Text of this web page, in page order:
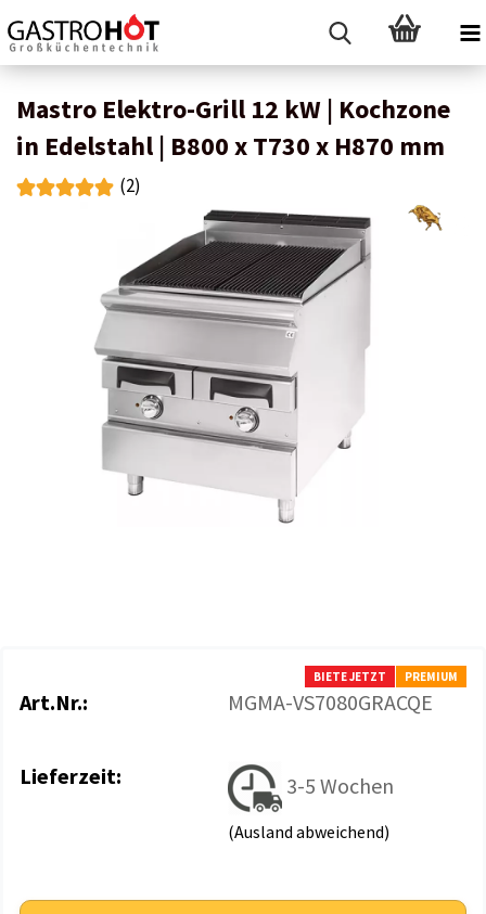
Mastro Elektro-Grill 12 kW | Kochzone
in Edelstahl | B800 x T730 x H870 mm
(2)
BIETE JETZT PREMIUM
Art.Nr.: MGMA-VS7080GRACQE
Lieferzeit: 3-5 Wochen
(Ausland abweichend)